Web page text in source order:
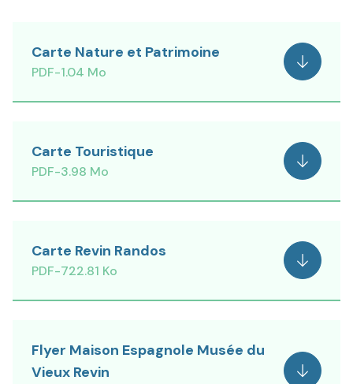
Carte Nature et Patrimoine
PDF-1.04 Mo Voir
Carte Touristique
PDF-3.98 Mo Voir
Carte Revin Randos
PDF-722.81 Ko Voir
Flyer Maison Espagnole Musée du
Vieux Revin
Voir